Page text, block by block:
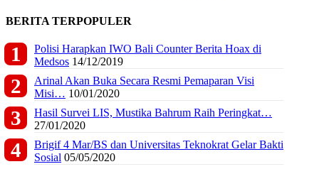
BERITA TERPOPULER
Polisi Harapkan IWO Bali Counter Berita Hoax di
Medsos 14/12/2019
Arinal Akan Buka Secara Resmi Pemaparan Visi
Misi… 10/01/2020
Hasil Survei LIS, Mustika Bahrum Raih Peringkat…
27/01/2020
Brigif 4 Mar/BS dan Universitas Teknokrat Gelar Bakti
Sosial 05/05/2020